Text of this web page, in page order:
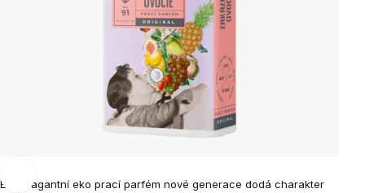
Extravagantní eko prací parfém nové generace dodá charakter